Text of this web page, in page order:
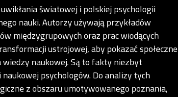
światowej i polskiej psychologii
nauki. Autorzy używają przykładów
międzygrupowych oraz prac wiodących
ustrojowej, aby pokazać społeczne
naukowej. Są to fakty niezbyt
psychologów. Do analizy tych
z obszaru umotywowanego poznania,